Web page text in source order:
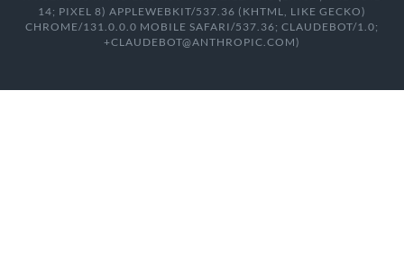
14; PIXEL 8) APPLEWEBKIT/537.36 (KHTML, LIKE GECKO)
CHROME/131.0.0.0 MOBILE SAFARI/537.36; CLAUDEBOT/1.0;
+CLAUDEBOT@ANTHROPIC.COM)